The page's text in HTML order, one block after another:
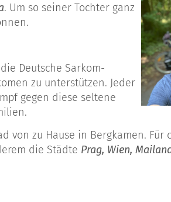
. Um so seiner Tochter ganz
nnen.
Deutsche Sarkom-
zu unterstützen. Jeder
gegen diese seltene
von zu Hause in Bergkamen. Für
die Städte Prag, Wien,